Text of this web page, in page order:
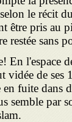
le récit
être pris au
restée sans
En l'espace
vidée de ses
en fuite dans
semble par